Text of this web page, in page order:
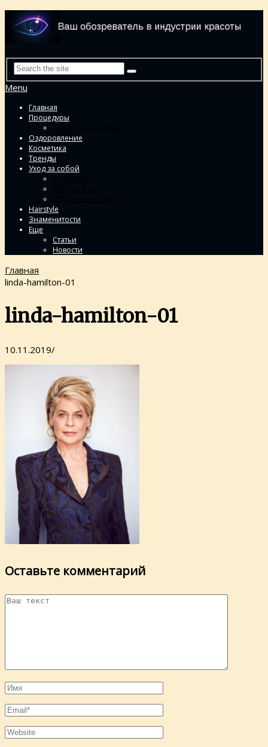
Menu
Главная
Процедуры
Оздоровление
Косметика
Тренды
Уход за собой
Hairstyle
Знаменитости
Еще
Статьи
Новости
Главная
linda-hamilton-01
linda-hamilton-01
10.11.2019/
Оставьте комментарий